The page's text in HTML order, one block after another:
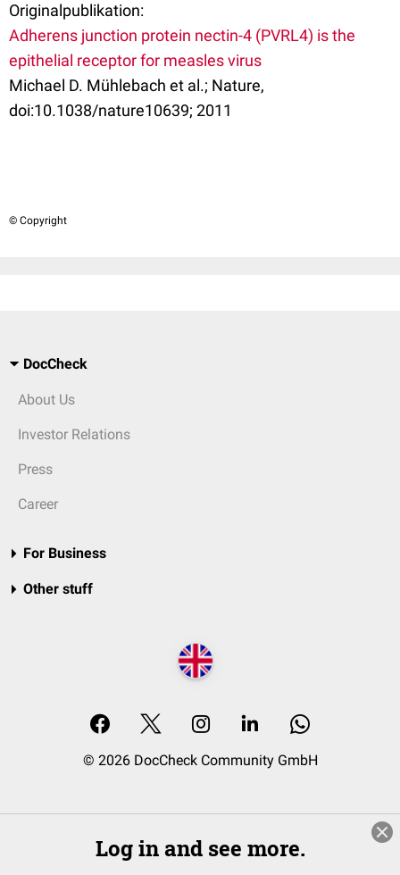
Originalpublikation:
Adherens junction protein nectin-4 (PVRL4) is the
epithelial receptor for measles virus
Michael D. Mühlebach et al.; Nature,
doi:10.1038/nature10639; 2011
© Copyright
DocCheck
About Us
Investor Relations
Press
Career
For Business
Other stuff
© 2026 DocCheck Community GmbH
Log in and see more.